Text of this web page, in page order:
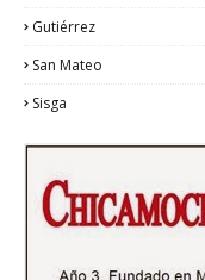
Gutiérrez
San Mateo
Sisga